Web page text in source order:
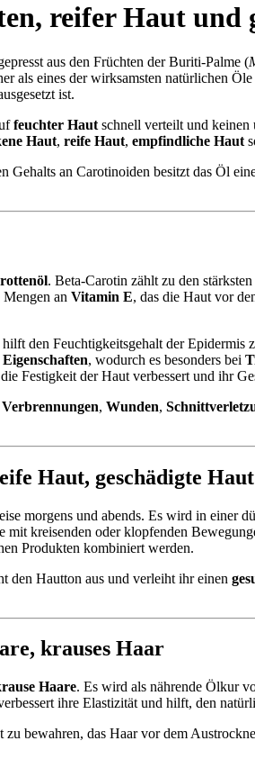
, reifer Haut und
aus den Früchten der Buriti-Palme (
als eines der wirksamsten natürlichen
ist.
feuchter Haut schnell verteilt und keinen
Haut, reife Haut, empfindliche Haut
Gehalts an Carotinoiden besitzt das Öl
. Beta-Carotin zählt zu den stärksten
an Vitamin E, das die Haut vor
den Feuchtigkeitsgehalt der Epidermis
, wodurch es besonders bei
Festigkeit der Haut verbessert und ihr
Verbrennungen, Wunden,
Haut, geschädigte Haut
morgens und abends. Es wird in einer
kreisenden oder klopfenden
Produkten kombiniert werden.
den Hautton aus und verleiht ihr einen
, krauses Haar
Haare. Es wird als nährende Ölkur
ihre Elastizität und hilft, den
zu bewahren, das Haar vor dem